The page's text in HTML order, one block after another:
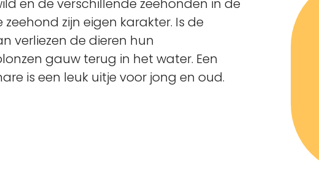
en de verschillende zeehonden in de
zijn eigen karakter. Is de
verliezen de dieren hun
gauw terug in het water. Een
is een leuk uitje voor jong en oud.